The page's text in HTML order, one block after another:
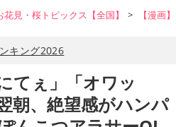
花見・桜トピックス【全国】 【漫画
キング2026
てぇ」「オワッ
朝、絶望感がハンパ